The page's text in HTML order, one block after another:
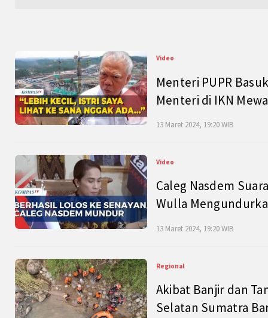
Video
Menteri PUPR
Menteri di IKN
13 Maret 2024, 19:20 WIB
Video
Caleg Nasdem
Wulla
13 Maret 2024, 19:20 WIB
Regional
Akibat Banjir dan
Selatan Sumatra